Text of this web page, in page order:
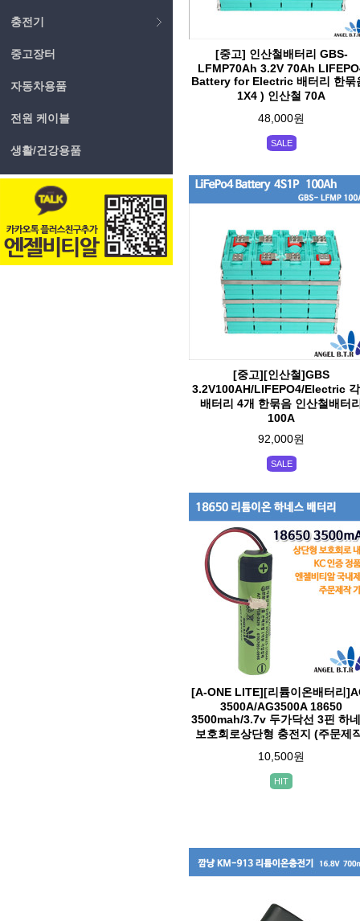
충전기
중고장터
자동차용품
전원 케이블
생활/건강용품
[중고] 인산철배터리 GBS-
LFMP70Ah 3.2V 70Ah
Battery for Electric 배터리 한묶
1X4 ) 인산철 70A
48,000원
SALE
[중고][인산철]GBS
3.2V100AH/LIFEPO4/Electric
배터리 4개 한묶음 인산철배터
100A
92,000원
SALE
[A-ONE LITE][리튬이온배터리
3500A/AG3500A 18650
3500mah/3.7v 두가닥선 3핀 하
보호회로상단형 충전지 (주문제
10,500원
HIT